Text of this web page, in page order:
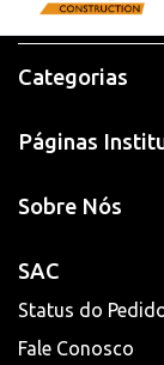
Categorias
Páginas
Sobre Nós
SAC
Status do
Fale Conosco